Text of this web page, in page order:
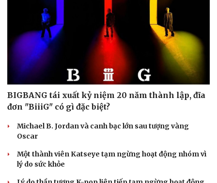
BIGBANG tái xuất kỷ niệm 20 năm thành lập, đĩa
đơn "BiiiG" có gì đặc biệt?
Michael B. Jordan và canh bạc lớn sau tượng vàng
Oscar
Một thành viên Katseye tạm ngừng hoạt động nhóm vì
lý do sức khỏe